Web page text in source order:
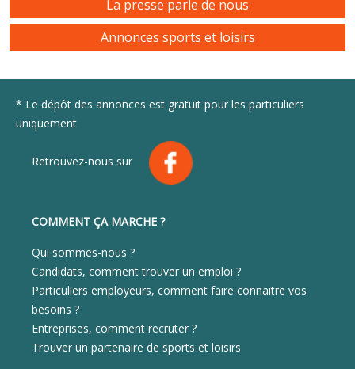
La presse parle de nous
Annonces sports et loisirs
* Le dépôt des annonces est gratuit pour les particuliers
uniquement
Retrouvez-nous sur
COMMENT ÇA MARCHE ?
Qui sommes-nous ?
Candidats, comment trouver un emploi ?
Particuliers employeurs, comment faire connaitre vos
besoins ?
Entreprises, comment recruter ?
Trouver un partenaire de sports et loisirs